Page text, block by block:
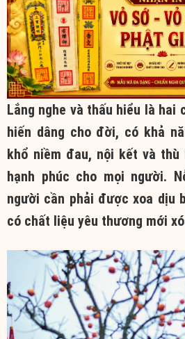
Lắng nghe và thấu hiểu là
hiến dâng cho đời, có khả
khổ niềm đau, nội kết và thù
hạnh phúc cho mọi người.
người cần phải được xoa dịu
có chất liệu yêu thương mới